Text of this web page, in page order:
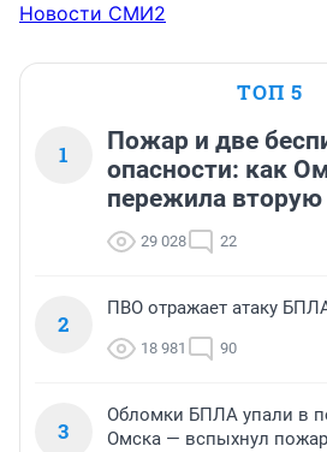
Новости СМИ2
ТОП 5
1
Пожар и две
опасности: как
пережила
29 028 22
2
ПВО отражает атаку
18 981 90
3
Обломки БПЛА упали в
Омска — вспыхнул пожар